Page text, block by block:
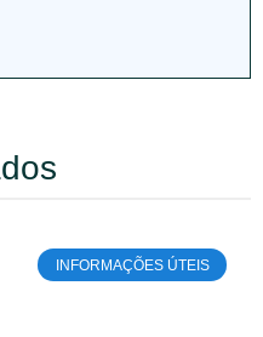
INFORMAÇÕES ÚTEIS